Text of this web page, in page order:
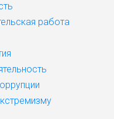
работа